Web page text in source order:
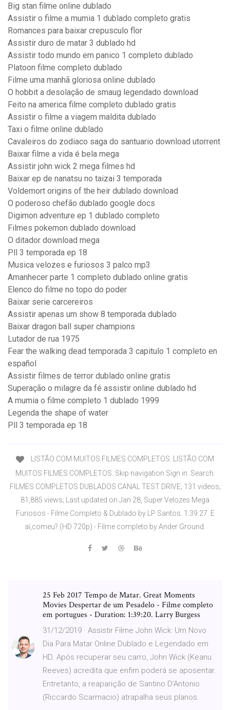
Big stan filme online dublado
Assistir o filme a mumia 1 dublado completo gratis
Romances para baixar crepusculo flor
Assistir duro de matar 3 dublado hd
Assistir todo mundo em panico 1 completo dublado
Platoon filme completo dublado
Filme uma manhã gloriosa online dublado
O hobbit a desolação de smaug legendado download
Feito na america filme completo dublado gratis
Assistir o filme a viagem maldita dublado
Taxi o filme online dublado
Cavaleiros do zodiaco saga do santuario download utorrent
Baixar filme a vida é bela mega
Assistir john wick 2 mega filmes hd
Baixar ep de nanatsu no taizai 3 temporada
Voldemort origins of the heir dublado download
O poderoso chefão dublado google docs
Digimon adventure ep 1 dublado completo
Filmes pokemon dublado download
O ditador download mega
Pll 3 temporada ep 18
Musica velozes e furiosos 3 palco mp3
Amanhecer parte 1 completo dublado online gratis
Elenco do filme no topo do poder
Baixar serie carcereiros
Assistir apenas um show 8 temporada dublado
Baixar dragon ball super champions
Lutador de rua 1975
Fear the walking dead temporada 3 capitulo 1 completo en
español
Assistir filmes de terror dublado online gratis
Superação o milagre da fé assistir online dublado hd
A mumia o filme completo 1 dublado 1999
Legenda the shape of water
Pll 3 temporada ep 18
LISTÃO COM MUITOS FILMES COMPLETOS. LISTÃO COM
MUITOS FILMES COMPLETOS. Skip navigation Sign in. Search.
FILMES COMPLETOS DUBLADOS CANAL TEST DRIVE; 131 videos;
81,885 views; Last updated on Jan 28, Super Velozes Mega
Furiosos - Filme Completo & Dublado by LP Santos. 1:39:27. E
aí,comeu? (HD 720p) - Filme completo by Ander Ground.
25 Feb 2017 Tempo de Matar. Great Moments
Movies Despertar de um Pesadelo - Filme completo
em portugues - Duration: 1:39:20. Larry Burgess
31/12/2019 · Assistir Filme John Wick: Um Novo
Dia Para Matar Online Dublado e Legendado em
HD. Após recuperar seu carro, John Wick (Keanu
Reeves) acredita que enfim poderá se aposentar.
Entretanto, a reaparição de Santino D’Antonio
(Riccardo Scarmacio) atrapalha seus planos.